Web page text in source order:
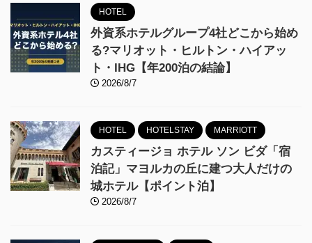
HOTEL
外資系ホテルグループ4社どこから始め
る?マリオット・ヒルトン・ハイアッ
ト・IHG【年200泊の結論】
2026/8/7
HOTEL HOTELSTAY MARRIOTT
カスティージョ ホテル ソン ビダ「宿
泊記」マヨルカの丘に建つ大人だけの
城ホテル【ポイント泊】
2026/8/7